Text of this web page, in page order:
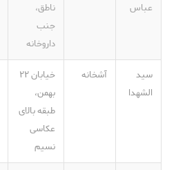
عباس
ناطق،
جنب
داروخانه
سید
الشهدا
آشخانه
خیابان ۲۲
بهمن،
طبقه بالای
عکاسی
نسیم